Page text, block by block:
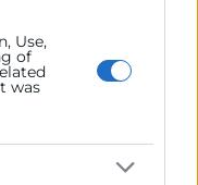
Use,
of
was
encomendar y